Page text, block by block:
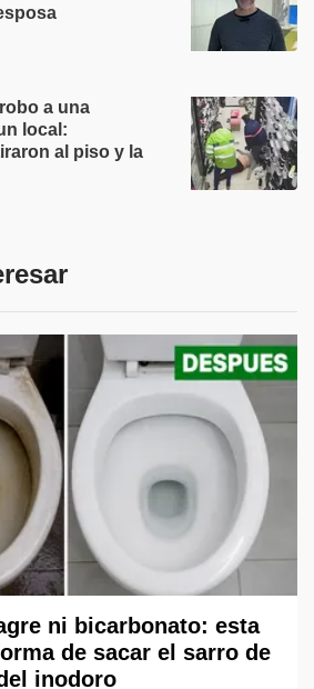
a una
local:
al piso y la
ni bicarbonato: esta
de sacar el sarro de
inodoro